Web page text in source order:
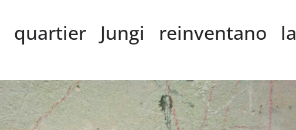
Jungi reinventano la